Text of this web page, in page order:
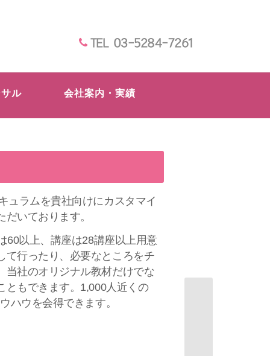
TEL 03-5284-7261
ル 会社案内・実績
ュラムを貴社向けにカスタマイ
いております。
60以上、講座は28講座以上用意
て行ったり、必要なところをチ
当社のオリジナル教材だけでな
ともできます。1,000人近くの
ハウを会得できます。